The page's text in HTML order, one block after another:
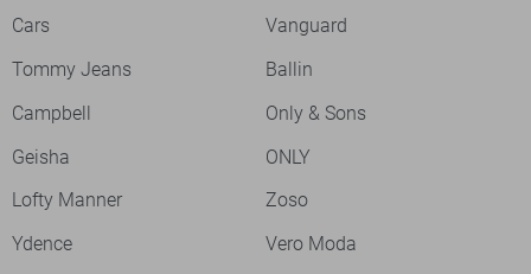
Cars
Vanguard
Tommy Jeans
Ballin
Campbell
Only & Sons
Geisha
ONLY
Lofty Manner
Zoso
Ydence
Vero Moda